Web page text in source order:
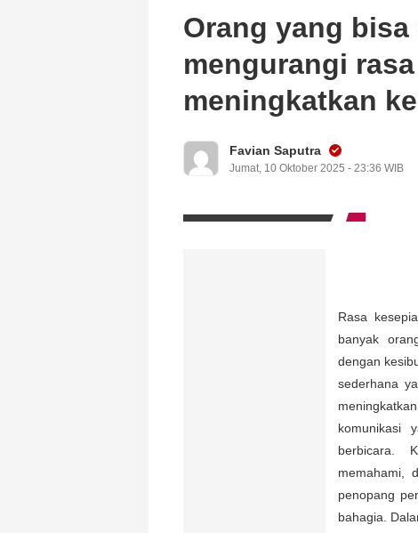
Orang yang
mengurangi
meningkatkan
Favian Saputra
Jumat, 10 Oktober 2025 - 23:36 WIB
Rasa
banyak
dengan
sederhana
komunikasi
berbicara.
memahami,
penopang
bahagia.